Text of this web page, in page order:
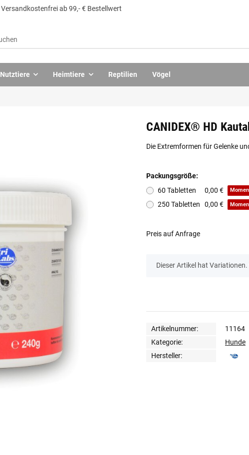
Versandkostenfrei ab 99,- € Bestellwert
Nutztiere Heimtiere Reptilien Vögel
CANIDEX® HD
Die Extremformen für Gelenke
Packungsgröße:
60 Tabletten
0,00 €
250 Tabletten 0,00 €
Preis auf Anfrage
x
Dieser Artikel hat
Artikelnummer:
11164
Kategorie:
Hunde
Hersteller: